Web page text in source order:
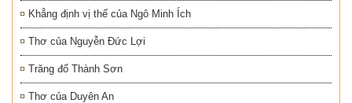
Khẳng định vị thế của Ngô Minh Ích
Thơ của Nguyễn Đức Lợi
Trăng đổ Thành Sơn
Thơ của Duyên An